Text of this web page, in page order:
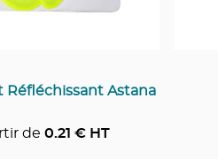
Réfléchissant Astana
de 0.21 € HT